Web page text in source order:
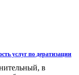
услуг по дератизации
в